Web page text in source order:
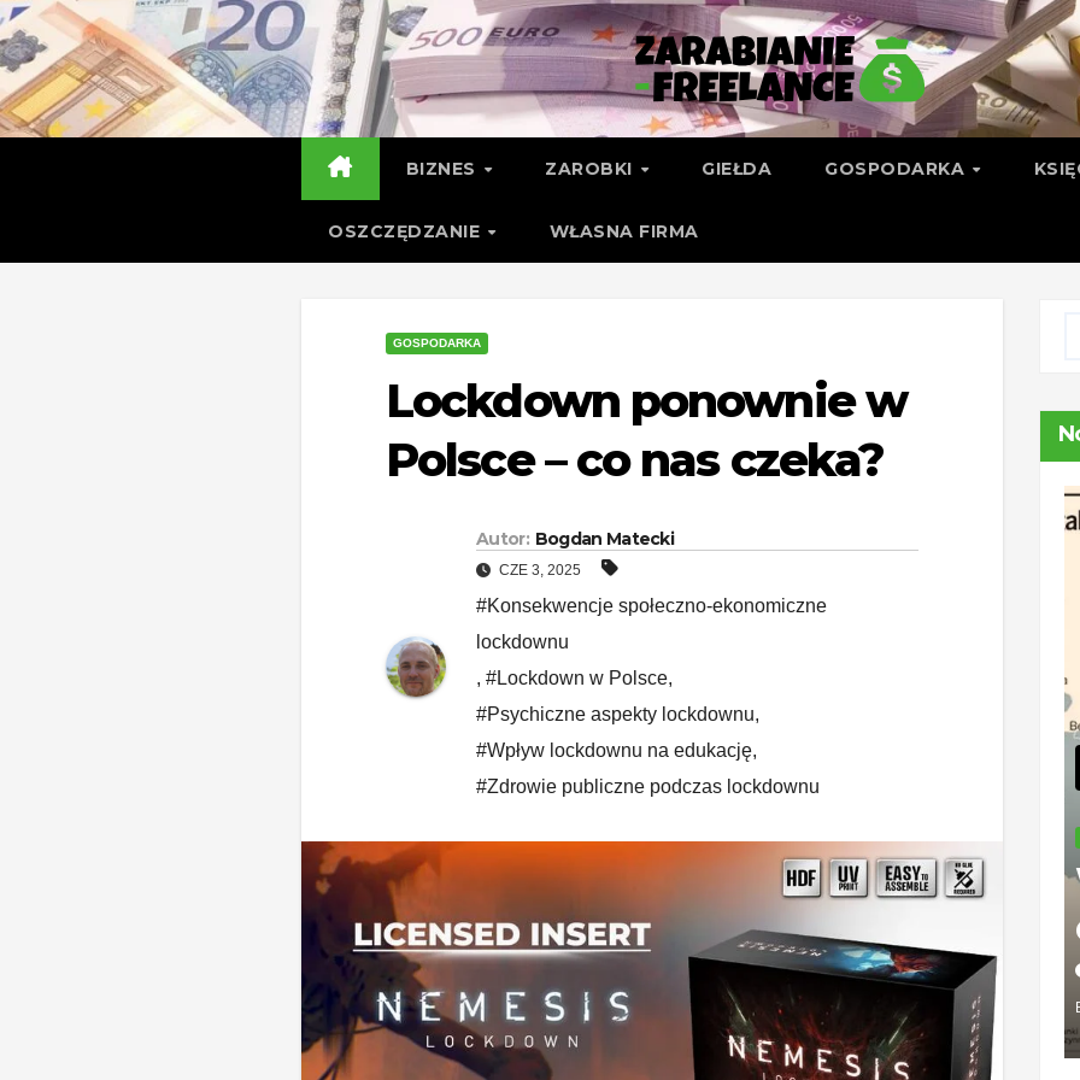
Skip
to
content
BIZNES ZAROBKI GIEŁDA GOSPODARKA
OSZCZĘDZANIE WŁASNA FIRMA
GOSPODARKA
Lockdown ponownie w
Polsce – co nas czeka?
Autor: Bogdan Matecki
CZE 3, 2025
#Konsekwencje społeczno-ekonomiczne
lockdownu
, #Lockdown w Polsce,
#Psychiczne aspekty lockdownu,
#Wpływ lockdownu na edukację,
#Zdrowie publiczne podczas lockdownu
w
—
2026-
BOGDAN